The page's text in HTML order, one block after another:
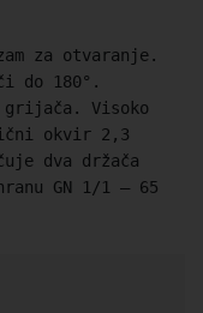
za otvaranje.
do 180°.
grijača. Visoko
okvir 2,3
dva držača
GN 1/1 – 65